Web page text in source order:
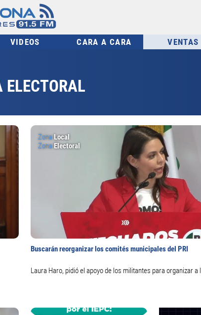
VIDEOS CARA A CARA VENTAS
ELECTORAL
ZonaLocal
ZonaElectoral
Buscarán reorganizar los comités municipales del PRI
Laura Haro, pidió el apoyo de los militantes para organizar